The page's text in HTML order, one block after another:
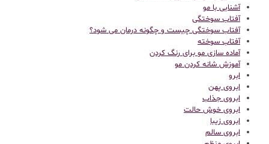
آشنایی با مو
آفتاب سوختگی
آفتاب سوختگی چیست و چگونه درمان می شود؟
آفتاب سوخته
آماده سازی مو برای رنگ کردن
آموزش شانه کردن مو
ابرو
ابروی پهن
ابروی جذاب
ابروی خوش حالت
ابروی زیبا
ابروی سالم